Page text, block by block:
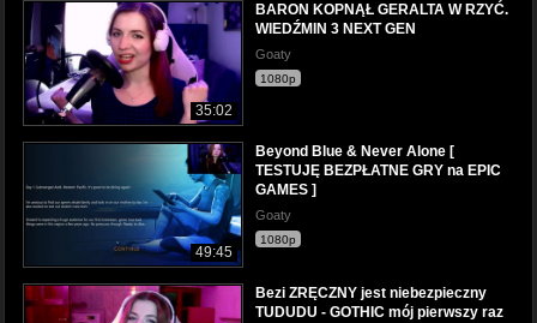
35:02
BARON KOPNĄŁ GERALTA W RZYĆ.
WIEDŹMIN 3 NEXT GEN
Goaty
1080p
49:45
Beyond Blue & Never Alone [
TESTUJĘ BEZPŁATNE GRY na EPIC
GAMES ]
Goaty
1080p
Bezi ZRĘCZNY jest niebezpieczny
TUDUDU - GOTHIC mój pierwszy raz